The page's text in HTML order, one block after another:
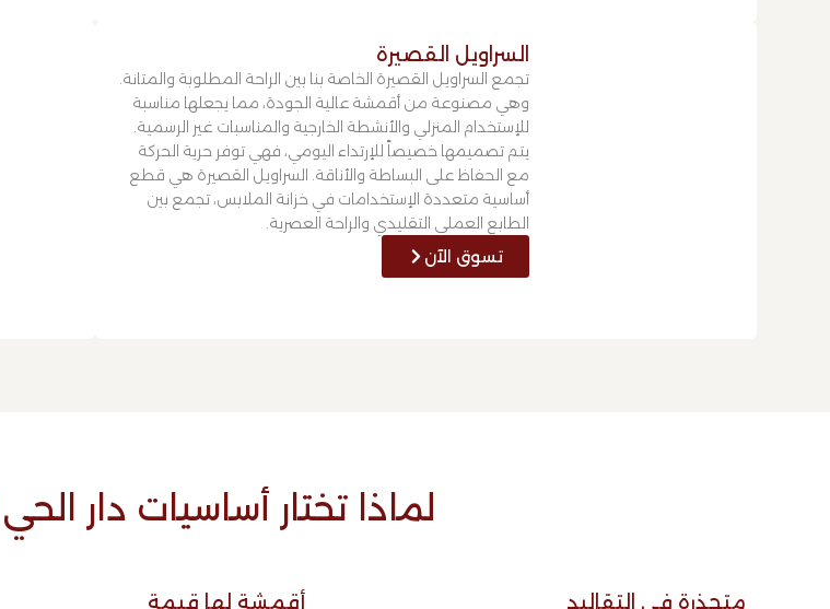
السراويل القصيرة
تجمع السراويل القصيرة الخاصة بنا بين الراحة المطلوبة والمتانة.
وهي مصنوعة من أقمشة عالية الجودة، مما يجعلها مناسبة
للإستخدام المنزلي والأنشطة الخارجية والمناسبات غير الرسمية.
يتم تصميمها خصيصاً للإرتداء اليومي، فهي توفر حرية الحركة
مع الحفاظ على البساطة والأناقة. السراويل القصيرة هي قطع
أساسية متعددة الإستخدامات في خزانة الملابس، تجمع بين
الطابع العملي التقليدي والراحة العصرية.
تسوق الآن
لماذا تختار أساسيات دار
متجذرة في التقاليد أقمشة لها قيمة